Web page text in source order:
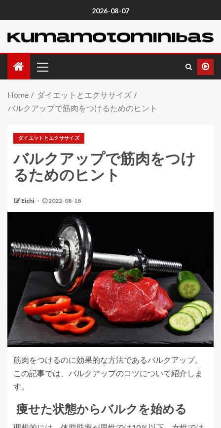
2026-08-07
Home
ダイエットとエクササイズ
バルクアップで筋肉をつけるためのヒント
ダイエットとエクササイズ
バルクアップで筋肉をつけ
るためのヒント
Eichi 2022-08-18
筋肉をつけるのに効果的な方法であるバルクアップ。
この記事では、バルクアップのコツについて紹介しま
す。
痩せた状態からバルクを始める